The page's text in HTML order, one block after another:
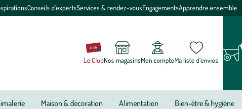
Conseils d'expertsServices & rendez-vousEngagementsApprendre ensemble
Le ClubNos magasinsMon compteMa liste d’envies
Maison & décoration Alimentation Bien-être & hygiène